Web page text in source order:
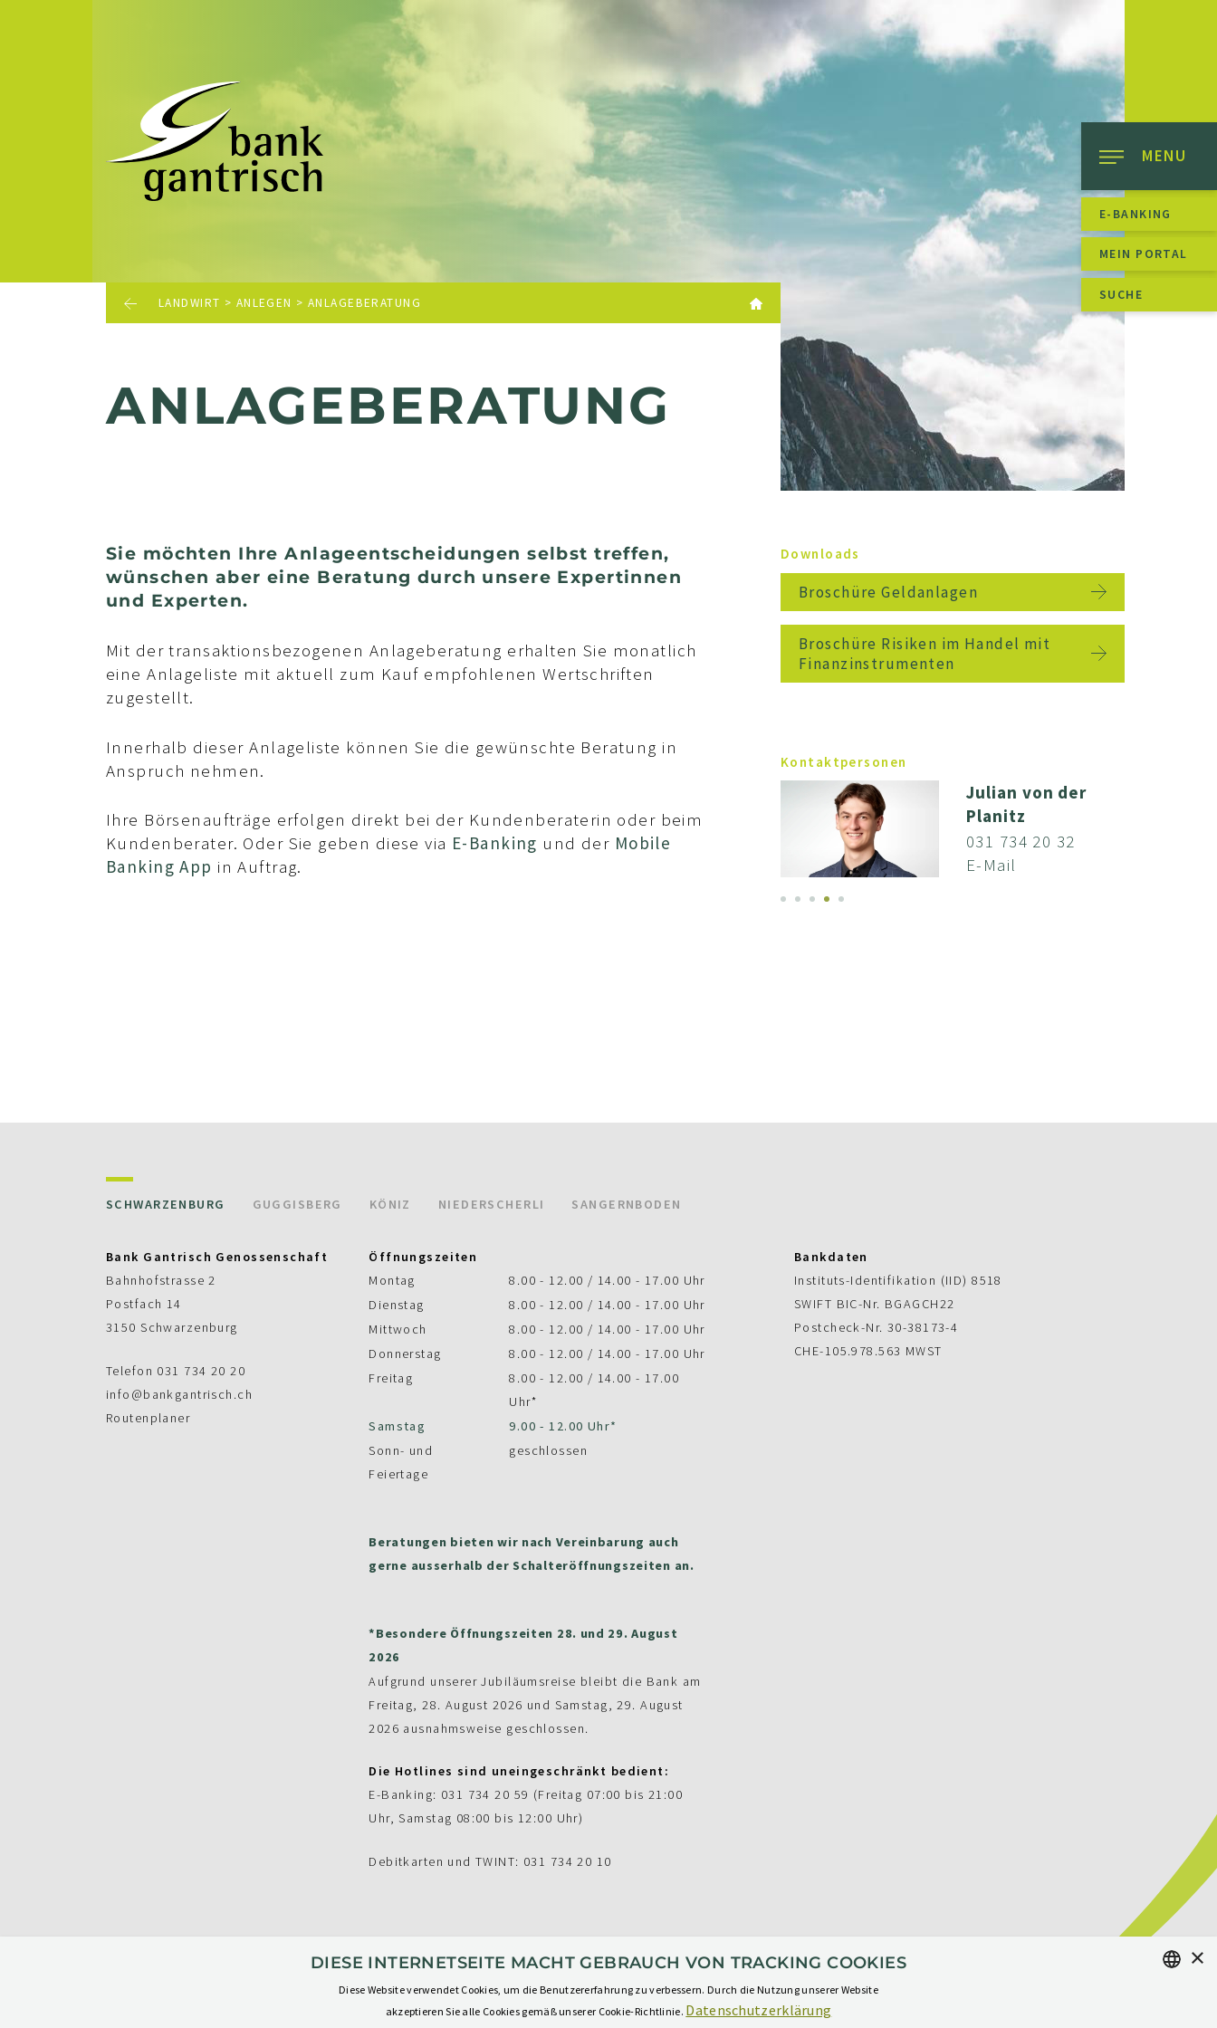
MENU
E-BANKING
MEIN PORTAL
SUCHE
LANDWIRT > ANLEGEN > ANLAGEBERATUNG
ANLAGEBERATUNG
Sie möchten Ihre Anlageentscheidungen selbst treffen,
wünschen aber eine Beratung durch unsere Expertinnen
und Experten.
Mit der transaktionsbezogenen Anlageberatung erhalten Sie monatlich
eine Anlageliste mit aktuell zum Kauf empfohlenen Wertschriften
zugestellt.
Innerhalb dieser Anlageliste können Sie die gewünschte Beratung in
Anspruch nehmen.
Ihre Börsenaufträge erfolgen direkt bei der Kundenberaterin oder beim
Kundenberater. Oder Sie geben diese via E-Banking und der Mobile
Banking App in Auftrag.
Downloads
Broschüre Geldanlagen
Broschüre Risiken im Handel mit
Finanzinstrumenten
Kontaktpersonen
031 734 20 28
E-Mail
Brülhart
031 734 20 64
Julian von der
Planitz
031 734 20 32
E-Mail
SCHWARZENBURG
Bank Gantrisch Genossenschaft
Bahnhofstrasse 2
Postfach 14
3150 Schwarzenburg
Telefon 031 734 20 20
info@bankgantrisch.ch
Routenplaner
Öffnungszeiten
Montag
8.00 - 12.00 / 14.00 - 17.00 Uhr
Dienstag
8.00 - 12.00 / 14.00 - 17.00 Uhr
Mittwoch
8.00 - 12.00 / 14.00 - 17.00 Uhr
Donnerstag
8.00 - 12.00 / 14.00 - 17.00 Uhr
Freitag
8.00 - 12.00 / 14.00 - 17.00
Uhr*
Samstag
9.00 - 12.00 Uhr*
Sonn- und
Feiertage
geschlossen
Beratungen bieten wir nach Vereinbarung auch
gerne ausserhalb der Schalteröffnungszeiten an.
*Besondere Öffnungszeiten 28. und 29. August
2026
Aufgrund unserer Jubiläumsreise bleibt die Bank am
Freitag, 28. August 2026 und Samstag, 29. August
2026 ausnahmsweise geschlossen.
Die Hotlines sind uneingeschränkt bedient:
E-Banking: 031 734 20 59 (Freitag 07:00 bis 21:00
Uhr, Samstag 08:00 bis 12:00 Uhr)
Debitkarten und TWINT: 031 734 20 10
Bankdaten
Instituts-Identifikation (IID) 8518
SWIFT BIC-Nr. BGAGCH22
Postcheck-Nr. 30-38173-4
CHE-105.978.563 MWST
GUGGISBERG KÖNIZ NIEDERSCHERLI SANGERNBODEN
×
DIESE INTERNETSEITE MACHT GEBRAUCH VON TRACKING COOKIES
Diese Website verwendet Cookies, um die Benutzererfahrung zu verbessern. Durch die Nutzung unserer Website
akzeptieren Sie alle Cookies gemäß unserer Cookie-Richtlinie. Datenschutzerklärung